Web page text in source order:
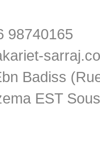
98740165
Badiss
EST